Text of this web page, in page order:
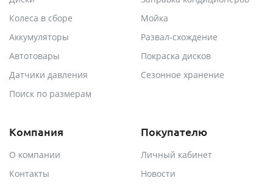
Колеса в сборе
Аккумуляторы
Автотовары
Датчики давления
Поиск по размерам
Мойка
Развал-схождение
Покраска дисков
Сезонное хранение
Компания
О компании
Контакты
Покупателю
Личный кабинет
Новости